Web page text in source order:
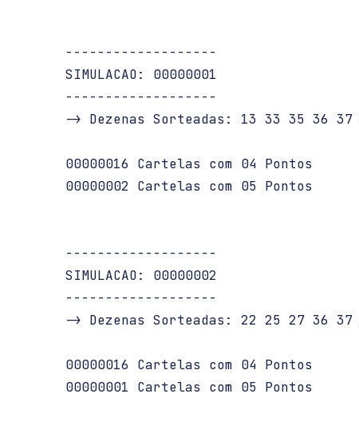
   -------------------
   SIMULACAO: 00000001
   -------------------
-> Dezenas Sorteadas: 13 33 35 36 37
   00000016 Cartelas com 04 Pontos
   00000002 Cartelas com 05 Pontos
   -------------------
   SIMULACAO: 00000002
   -------------------
-> Dezenas Sorteadas: 22 25 27 36 37
   00000016 Cartelas com 04 Pontos
   00000001 Cartelas com 05 Pontos